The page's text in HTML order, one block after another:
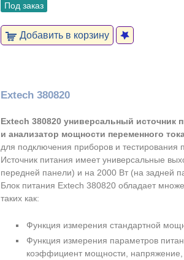
Под заказ
Добавить в корзину
Extech 380820
Extech 380820 универсальный источник
и анализатор мощности переменного
для подключения приборов и тестирования
Источник питания имеет универсальные
передней панели) и на 2000 Вт (на задней
Блок питания Extech 380820 обладает
таких как:
Функция измерения стандартной
Функция измерения параметров
коэффициент мощности, напряжение,